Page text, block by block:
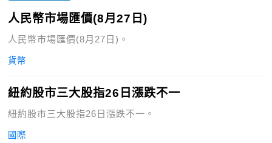
人民幣市場匯價(8月27日)
人民幣市場匯價(8月27日)。
貨幣
紐約股市三大股指26日漲跌不一
紐約股市三大股指26日漲跌不一。
國際